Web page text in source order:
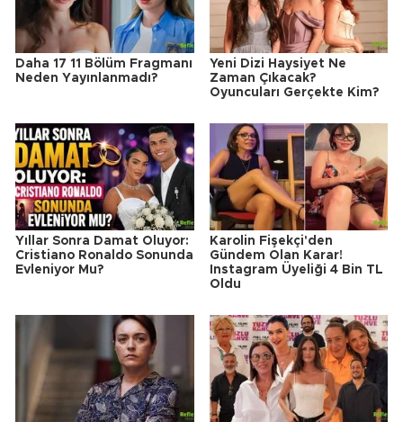
Daha 17 11 Bölüm Fragmanı
Neden Yayınlanmadı?
Yeni Dizi Haysiyet Ne
Zaman Çıkacak?
Oyuncuları Gerçekte Kim?
Yıllar Sonra Damat Oluyor:
Cristiano Ronaldo Sonunda
Evleniyor Mu?
Karolin Fişekçi'den
Gündem Olan Karar!
Instagram Üyeliği 4 Bin TL
Oldu